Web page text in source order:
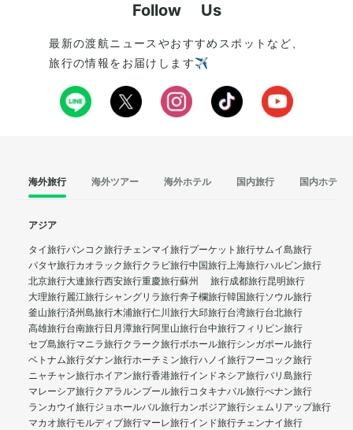
Follow Us
最新の渡航ニュースやおすすめスポットなど、
旅行の情報をお届けします✈️
海外旅行 海外ツアー 海外ホテル 国内旅行 国内ホテル
アジア
タイ旅行バンコク旅行チェンマイ旅行プーケット旅行サムイ島旅行
パタヤ旅行カオラック旅行クラビ旅行中国旅行上海旅行ハルビン旅行
北京旅行大連旅行西安旅行重慶旅行蘇州 旅行成都旅行昆明旅行
大理旅行麗江旅行シャングリラ旅行奔子欄旅行韓国旅行ソウル旅行
釜山旅行済州島旅行木浦旅行仁川旅行大邱旅行台湾旅行台北旅行
高雄旅行台南旅行日月潭旅行阿里山旅行台中旅行フィリピン旅行
セブ島旅行マニラ旅行クラーク旅行ボホール旅行シンガポール旅行
ベトナム旅行ダナン旅行ホーチミン旅行ハノイ旅行フーコック旅行
ニャチャン旅行ホイアン旅行香港旅行インドネシア旅行バリ島旅行
マレーシア旅行クアラルンプール旅行コタキナバル旅行ぺナン旅行
ランカウイ旅行ジョホールバル旅行カンボジア旅行シェムリアップ旅行
マカオ旅行モルディブ旅行マーレ旅行インド旅行チェンナイ旅行